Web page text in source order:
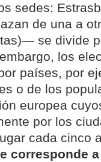
sedes:
de una a
se divide
los
países, por
o de los
europea
por los
cada cinco
corresponde